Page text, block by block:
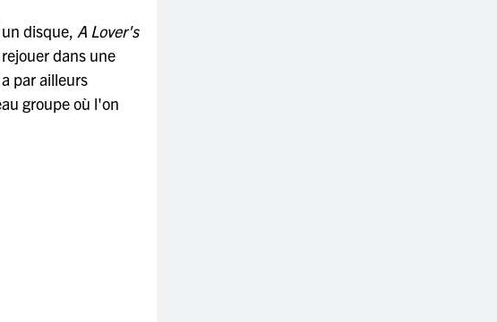
disque, A Lover's
dans une
par ailleurs
groupe où l'on